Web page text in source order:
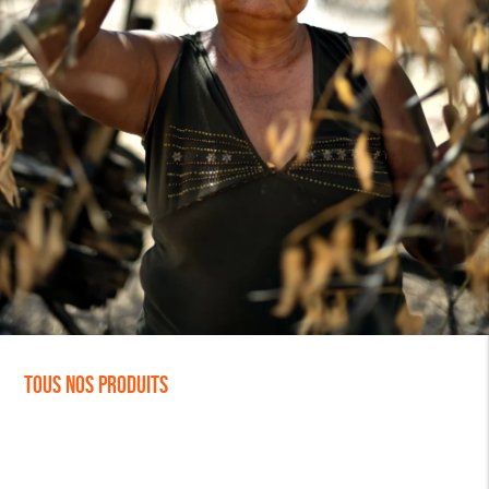
Tous nos produits